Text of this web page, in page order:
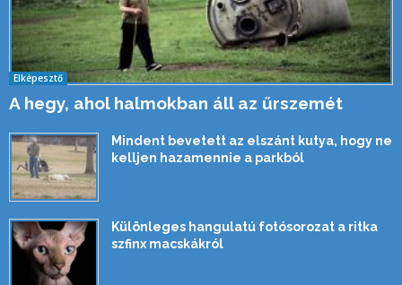
Elképesztő
A hegy, ahol halmokban áll az űrszemét
Mindent bevetett az elszánt kutya, hogy ne
kelljen hazamennie a parkból
Különleges hangulatú fotósorozat a ritka
szfinx macskákról